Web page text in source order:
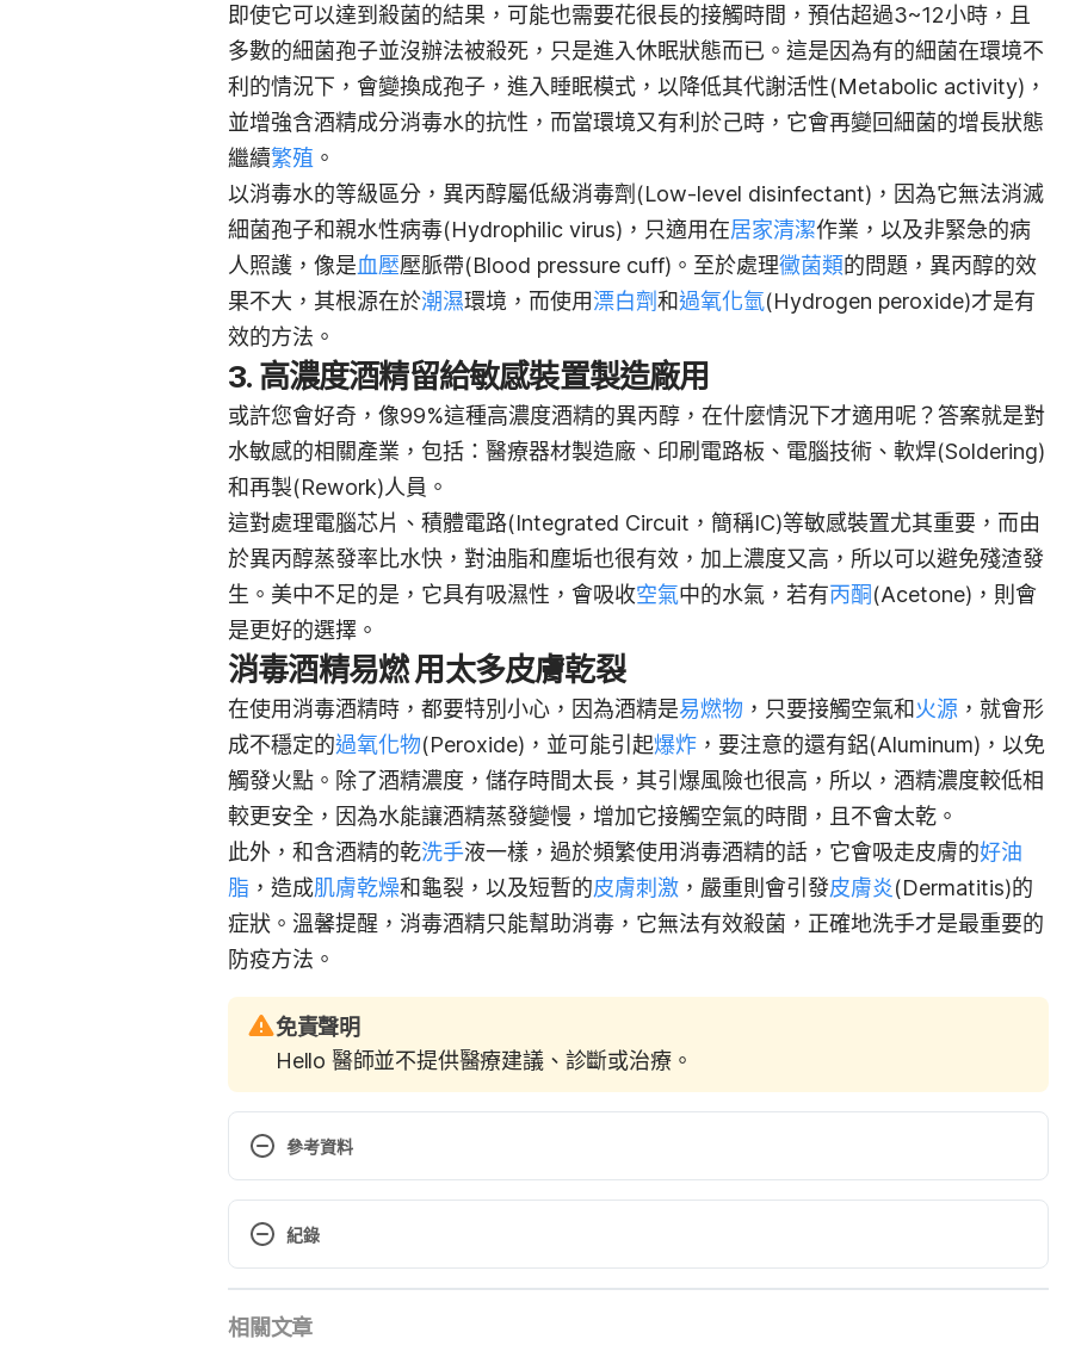
即使它可以達到殺菌的結果，可能也需要花很長的接觸時間，預估超過3~12小時，且
多數的細菌孢子並沒辦法被殺死，只是進入休眠狀態而已。 這是因為有的細菌在環境不
利的情況下，會變換成孢子，進入睡眠模式，以降低其代謝活性(Metabolic activity)，
並增強含酒精成分消毒水的抗性，而當環境又有利於己時，它會再變回細菌的增長狀態
繼續繁殖 。
以消毒水的等級區分，異丙醇屬低級消毒劑(Low-level disinfectant)，因為它無法消滅
細菌孢子和親水性病毒(Hydrophilic virus)，只適用在居家清潔作業，以及非緊急的病
人照護，像是血壓壓脈帶(Blood pressure cuff)。至於處理黴菌類的問題，異丙醇的效
果不大，其根源在於潮濕環境，而使用漂白劑和過氧化氫(Hydrogen peroxide)才是有
效的方法。
3. 高濃度酒精留給敏感裝置製造廠用
或許您會好奇，像99%這種高濃度酒精的異丙醇，在什麼情況下才適用呢？答案就是對
水敏感的相關產業，包括：醫療器材製造廠、印刷電路板、電腦技術、軟焊(Soldering)
和再製(Rework)人員。
這對處理電腦芯片、積體電路(Integrated Circuit，簡稱IC)等敏感裝置尤其重要，而由
於異丙醇蒸發率比水快，對油脂和塵垢也很有效，加上濃度又高，所以可以避免殘渣發
生。美中不足的是，它具有吸濕性，會吸收空氣中的水氣，若有丙酮(Acetone)，則會
是更好的選擇。
消毒酒精易燃 用太多皮膚乾裂
在使用消毒酒精時，都要特別小心，因為酒精是易燃物 ，只要接觸空氣和 火源 ，就會形
成不穩定的過氧化物(Peroxide)，並可能引起爆炸 ，要注意的還有鋁(Aluminum)，以免
觸發火點。除了酒精濃度，儲存時間太長，其引爆風險也很高，所以，酒精濃度較低相
較更安全，因為水能讓酒精蒸發變慢，增加它接觸空氣的時間，且不會太乾。
此外，和含酒精的乾洗手液一樣，過於頻繁使用消毒酒精的話，它會吸走皮膚的好油
脂 ，造成肌膚乾燥和龜裂，以及短暫的皮膚刺激 ，嚴重則會引發皮膚炎(Dermatitis)的
症狀。溫馨提醒，消毒酒精只能幫助消毒，它無法有效殺菌，正確地洗手才是最重要的
防疫方法。
免責聲明
Hello 醫師並不提供醫療建議、診斷或治療。
參考資料
https://www.cdc.gov/handwashing/show-me-the-science-hand-sanitizer.html Accessed
February 25, 2020.
based-vs-alcohol-free-hand-sanitizers/ Accessed February 25, 2020.
紀錄
2022/06/14
相關文章